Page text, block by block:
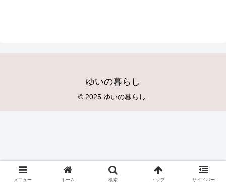
ゆいの暮らし
© 2025 ゆいの暮らし.
メニュー ホーム 検索 トップ サイドバー